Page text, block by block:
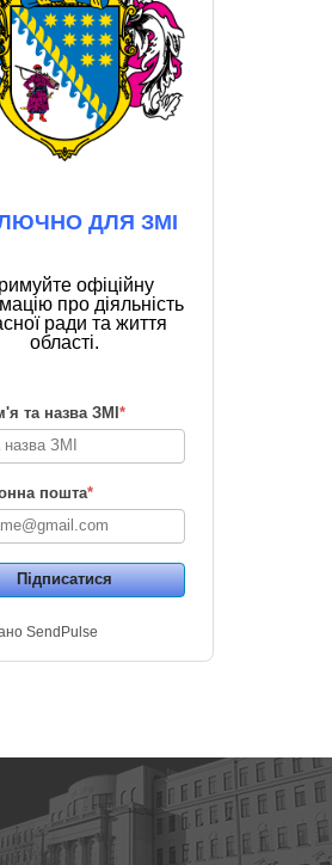
ДЛЯ ЗМІ
офіційну
про діяльність
ради та життя
області.
та назва ЗМІ*
пошта*
Підписатися
SendPulse